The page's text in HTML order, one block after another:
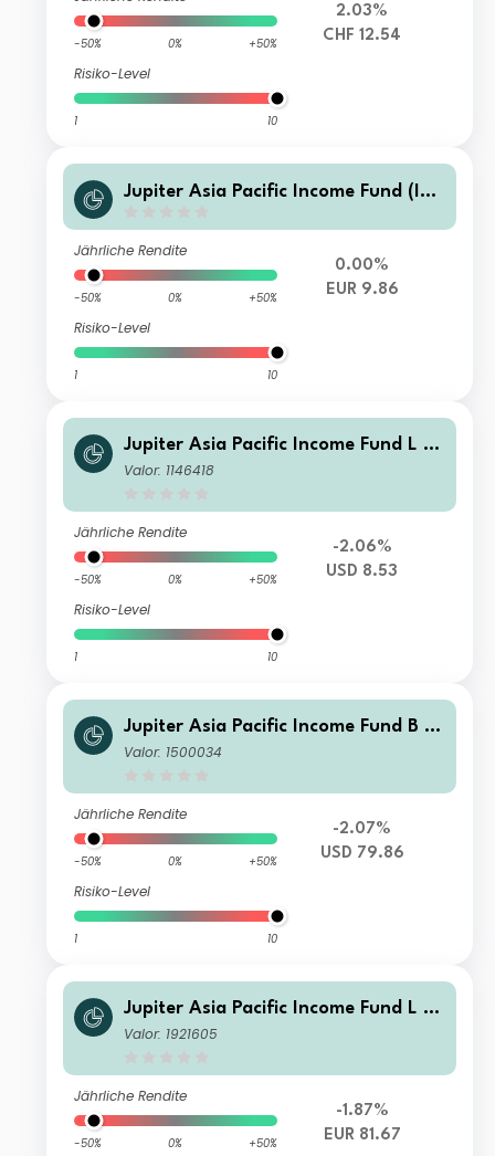
-50% 0% +50%
Risiko-Level
1 10
2.03%
CHF 12.54
Jupiter Asia Pacific Income Fund (IR
Jährliche Rendite
-50% 0% +50%
Risiko-Level
1 10
0.00%
EUR 9.86
Jupiter Asia Pacific Income Fund L U
SD Acc
Valor: 1146418
Jährliche Rendite
-50% 0% +50%
Risiko-Level
1 10
-2.06%
USD 8.53
Jupiter Asia Pacific Income Fund B U
SD Acc
Valor: 1500034
Jährliche Rendite
-50% 0% +50%
Risiko-Level
1 10
-2.07%
USD 79.86
Jupiter Asia Pacific Income Fund L E
UR Acc
Valor: 1921605
Jährliche Rendite
-50% 0% +50%
-1.87%
EUR 81.67